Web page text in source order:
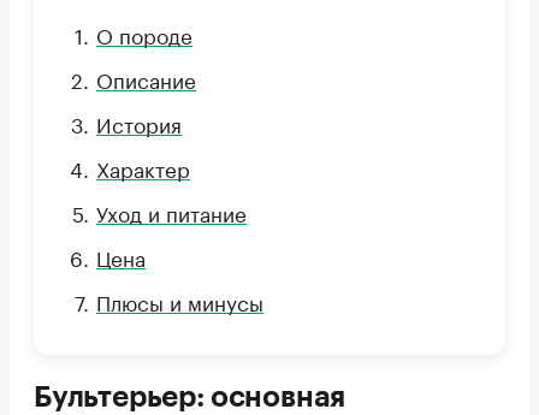
О породе
Описание
История
Характер
Уход и питание
Цена
Плюсы и минусы
Бультерьер: основная